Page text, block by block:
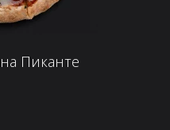
Пиканте